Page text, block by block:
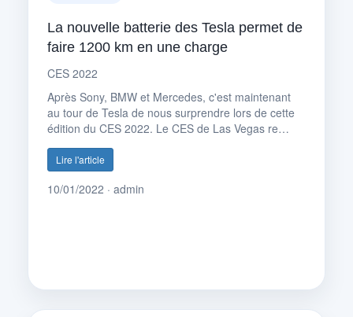
La nouvelle batterie des Tesla permet de
faire 1200 km en une charge
CES 2022
Après Sony, BMW et Mercedes, c'est maintenant
au tour de Tesla de nous surprendre lors de cette
édition du CES 2022. Le CES de Las Vegas re…
Lire l'article
10/01/2022 · admin